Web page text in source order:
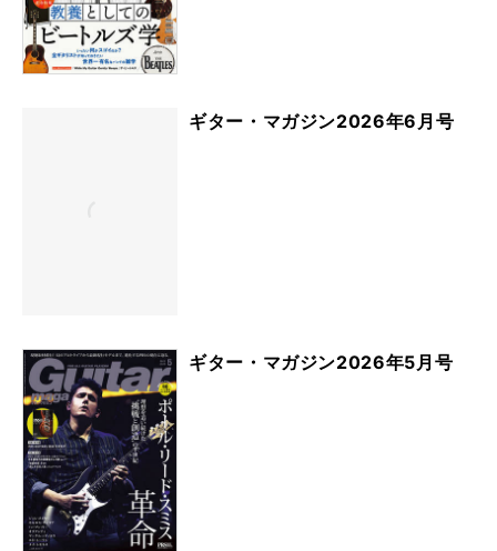
ギター・マガジン2026年6月号
ギター・マガジン2026年5月号